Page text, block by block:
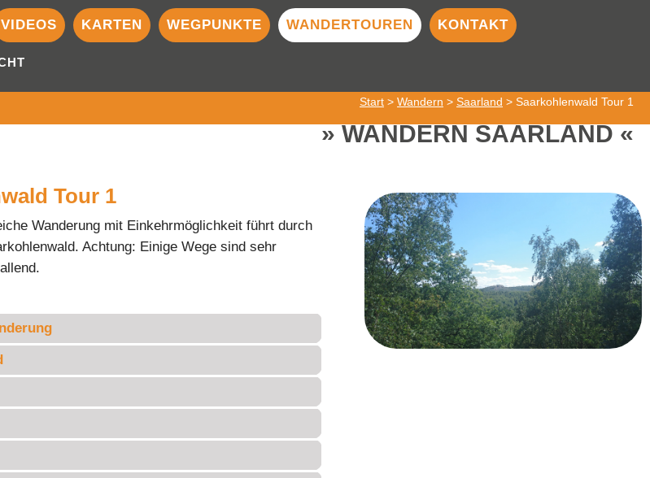
VIDEOS KARTEN WEGPUNKTE WANDERTOUREN KONTAKT
Start > Wandern > Saarland > Saarkohlenwald Tour 1
WANDERN SAARLAND
Tour 1
Wanderung mit Einkehrmöglichkeit führt durch
Achtung: Einige Wege sind sehr